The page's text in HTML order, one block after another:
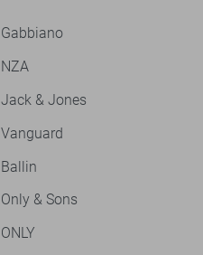
Gabbiano
NZA
Jack & Jones
Vanguard
Ballin
Only & Sons
ONLY